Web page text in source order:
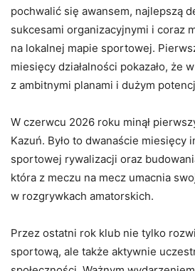
pochwalić się awansem, najlepszą
sukcesami organizacyjnymi i coraz
na lokalnej mapie sportowej.
miesięcy działalności pokazało, że
z ambitnymi planami i dużym
W czerwcu 2026 roku minął
Kazuń. Było to dwanaście miesięcy
sportowej rywalizacji oraz
która z meczu na mecz umacnia
w rozgrywkach amatorskich.
Przez ostatni rok klub nie tylko
sportową, ale także aktywnie